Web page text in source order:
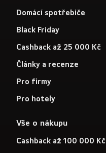
Domácí spotřebiče
Black Friday
Cashback až 25 000 Kč
Články a recenze
Pro firmy
Pro hotely
Vše o nákupu
Cashback až 100 000 Kč